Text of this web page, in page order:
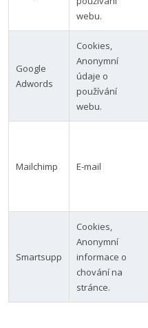
webu.
Google
Adwords
Cookies,
Anonymní
údaje o
používání
webu.
Mailchimp E-mail
Smartsupp
Cookies,
Anonymní
informace o
chování na
stránce.